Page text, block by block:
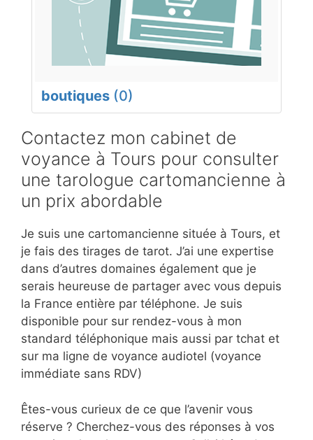
boutiques (0)
Contactez mon cabinet de
voyance à Tours pour consulter
une tarologue cartomancienne à
un prix abordable
Je suis une cartomancienne située à Tours, et
je fais des tirages de tarot. J’ai une expertise
dans d’autres domaines également que je
serais heureuse de partager avec vous depuis
la France entière par téléphone. Je suis
disponible pour sur rendez-vous à mon
standard téléphonique mais aussi par tchat et
sur ma ligne de voyance audiotel (voyance
immédiate sans RDV)
Êtes-vous curieux de ce que l’avenir vous
réserve ? Cherchez-vous des réponses à vos